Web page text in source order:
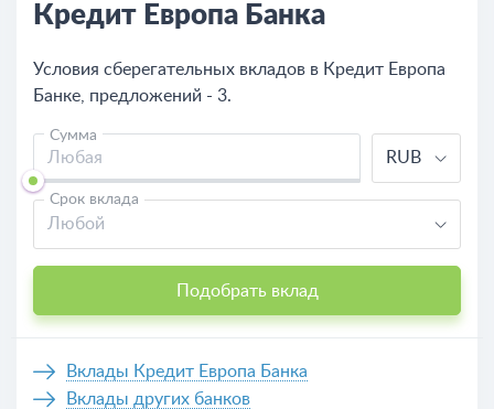
Кредит Европа Банка
Условия сберегательных вкладов в Кредит Европа
Банке, предложений - 3.
Сумма
RUB
Срок вклада
Любой
Подобрать вклад
Вклады Кредит Европа Банка
Вклады других банков